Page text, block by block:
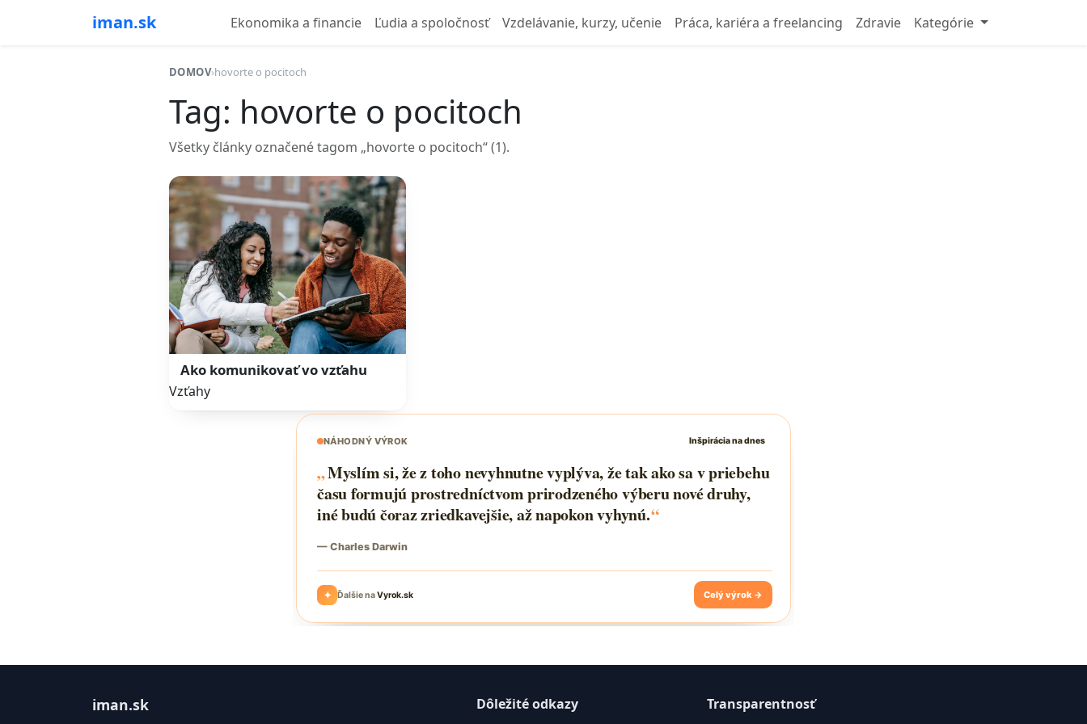
iman.sk Ekonomika a financie Ľudia a spoločnosť Vzdelávanie, kurzy, učenie Práca, kariéra a freelancing Zdravie Kategórie
DOMOV›hovorte o pocitoch
Tag: hovorte o pocitoch
Všetky články označené tagom „hovorte o pocitoch“ (1).
Ako komunikovať vo vzťahu
Vzťahy
iman.sk
Dôležité odkazy
Transparentnosť